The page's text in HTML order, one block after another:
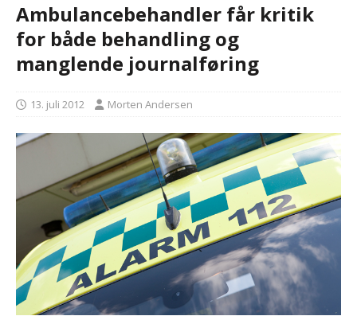
Ambulancebehandler får kritik
for både behandling og
manglende journalføring
13. juli 2012 Morten Andersen